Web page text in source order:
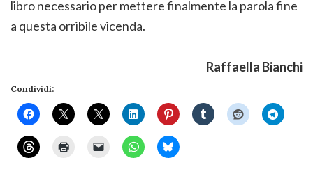
libro necessario per mettere finalmente la parola fine
a questa orribile vicenda.
Raffaella Bianchi
Condividi: